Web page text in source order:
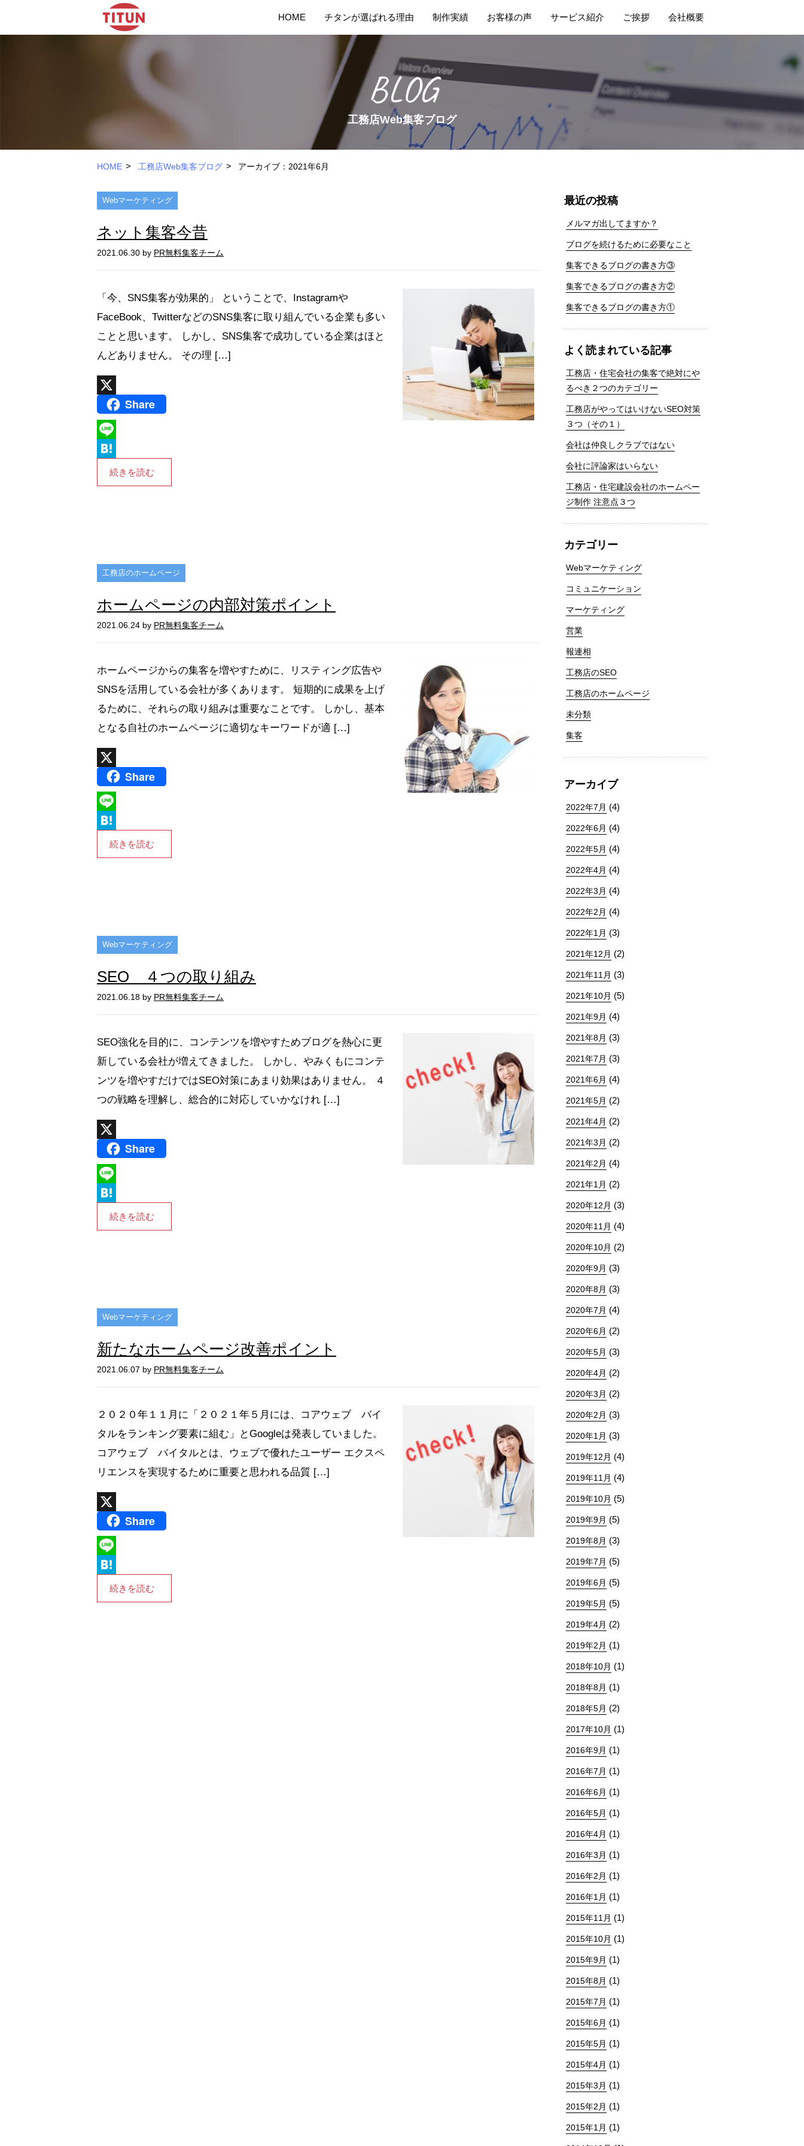
HOME チタンが選ばれる理由 制作実績 お客様の声 サービス紹介 ご挨拶 会社概要
BLOG
工務店Web集客ブログ
HOME > 工務店Web集客ブログ > アーカイブ：2021年6月
Webマーケティング
ネット集客今昔
2021.06.30 by PR無料集客チーム
「今、SNS集客が効果的」 ということで、Instagramや
FaceBook、TwitterなどのSNS集客に取り組んでいる企業も多い
ことと思います。 しかし、SNS集客で成功している企業はほと
んどありません。 その理 […]
Share
L
n
a
a
続きを読む
工務店のホームページ
ホームページの内部対策ポイント
2021.06.24 by PR無料集客チーム
ホームページからの集客を増やすために、リスティング広告や
SNSを活用している会社が多くあります。 短期的に成果を上げ
るために、それらの取り組みは重要なことです。 しかし、基本
となる自社のホームページに適切なキーワードが適 […]
Share
L
n
a
a
続きを読む
Webマーケティング
SEO ４つの取り組み
2021.06.18 by PR無料集客チーム
SEO強化を目的に、コンテンツを増やすためブログを熱心に更
新している会社が増えてきました。 しかし、やみくもにコンテ
ンツを増やすだけではSEO対策にあまり効果はありません。 ４
つの戦略を理解し、総合的に対応していかなけれ […]
Share
L
n
a
a
続きを読む
Webマーケティング
新たなホームページ改善ポイント
2021.06.07 by PR無料集客チーム
２０２０年１１月に「２０２１年５月には、コアウェブ バイ
タルをランキング要素に組む」とGoogleは発表していました。
コアウェブ バイタルとは、ウェブで優れたユーザー エクスペ
リエンスを実現するために重要と思われる品質 […]
Share
L
n
a
続きを読む
最近の投稿
メルマガ出してますか？
ブログを続けるために必要なこと
集客できるブログの書き方③
集客できるブログの書き方②
集客できるブログの書き方①
よく読まれている記事
工務店・住宅会社の集客で絶対にや
るべき２つのカテゴリー
工務店がやってはいけないSEO対策
３つ（その１）
会社は仲良しクラブではない
会社に評論家はいらない
工務店・住宅建設会社のホームペー
ジ制作 注意点３つ
カテゴリー
Webマーケティング
コミュニケーション
マーケティング
営業
報連相
工務店のSEO
工務店のホームページ
未分類
集客
アーカイブ
2022年7月 (4)
2022年6月 (4)
2022年5月 (4)
2022年4月 (4)
2022年3月 (4)
2022年2月 (4)
2022年1月 (3)
2021年12月 (2)
2021年11月 (3)
2021年10月 (5)
2021年9月 (4)
2021年8月 (3)
2021年7月 (3)
2021年6月 (4)
2021年5月 (2)
2021年4月 (2)
2021年3月 (2)
2021年2月 (4)
2021年1月 (2)
2020年12月 (3)
2020年11月 (4)
2020年10月 (2)
2020年9月 (3)
2020年8月 (3)
2020年7月 (4)
2020年6月 (2)
2020年5月 (3)
2020年4月 (2)
2020年3月 (2)
2020年2月 (3)
2020年1月 (3)
2019年12月 (4)
2019年11月 (4)
2019年10月 (5)
2019年9月 (5)
2019年8月 (3)
2019年7月 (5)
2019年6月 (5)
2019年5月 (5)
2019年4月 (2)
2019年2月 (1)
2018年10月 (1)
2018年8月 (1)
2018年5月 (2)
2017年10月 (1)
2016年9月 (1)
2016年7月 (1)
2016年6月 (1)
2016年5月 (1)
2016年4月 (1)
2016年3月 (1)
2016年2月 (1)
2016年1月 (1)
2015年11月 (1)
2015年10月 (1)
2015年9月 (1)
2015年8月 (1)
2015年7月 (1)
2015年6月 (1)
2015年5月 (1)
2015年4月 (1)
2015年3月 (1)
2015年2月 (1)
2015年1月 (1)